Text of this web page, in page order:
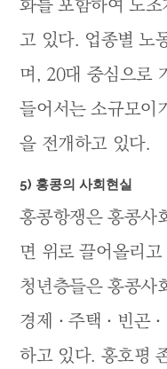
화를 포함하여 노
고 있다. 업종별 노
며, 20대 중심으로
들어서는 소규모이
을 전개하고 있다.
5) 홍콩의 사회현실
홍콩항쟁은 홍콩사
면 위로 끌어올리
청년층들은 홍콩사
경제ㆍ주택ㆍ빈곤
하고 있다. 홍호평